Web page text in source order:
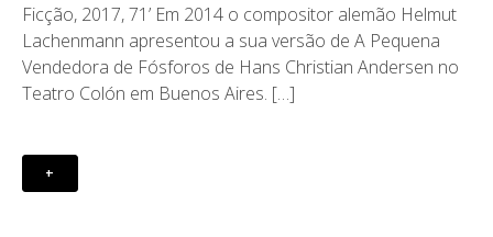
Ficção, 2017, 71’ Em 2014 o compositor alemão Helmut
Lachenmann apresentou a sua versão de A Pequena
Vendedora de Fósforos de Hans Christian Andersen no
Teatro Colón em Buenos Aires. […]
+